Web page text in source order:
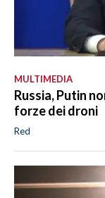
MULTIMEDIA
Russia, Putin
forze dei droni
Red